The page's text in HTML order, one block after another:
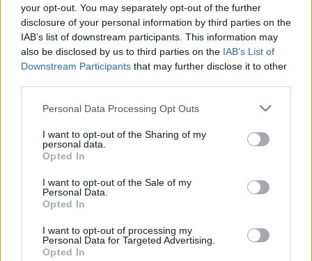
your opt-out. You may separately opt-out of the further
disclosure of your personal information by third parties on the
IAB’s list of downstream participants. This information may
also be disclosed by us to third parties on the IAB’s List of
Downstream Participants that may further disclose it to other
Please note that this website/app uses one or more Google
not limited to your visit or usage behaviour. You may click to
grant or deny consent to Google and its third-party tags to
use your data for below specified purposes in below Google
consent section.
Personal Data Processing Opt Outs
I want to opt-out of the Sharing of my
personal data.
Opted In
I want to opt-out of the Sale of my
Personal Data.
Opted In
I want to opt-out of processing my
Personal Data for Targeted Advertising.
Opted In
A tevékeny kertésznek a téli hónapok kevés munkát
adnak, ilyenkor kellene időt szánni a szerszámok
karbantartására, felújítására. A gépek
javítgatásához némi szakértelem is szükséges, de a
legegyszerűbbnek tűnő kézi szerszámok is igénylik a
rendszeres pátyolgatást. Az…
Kerti kisokos: Sok jó szerszám kis
helyen is elfér (x)
Ásó, kapa, gereblye, lapát és ki tudja, még hány
kamrában, ha kertészkedésre adjuk a fejünket.
Sokunk ráadásul örökölte a szerszámokat, ami azt is